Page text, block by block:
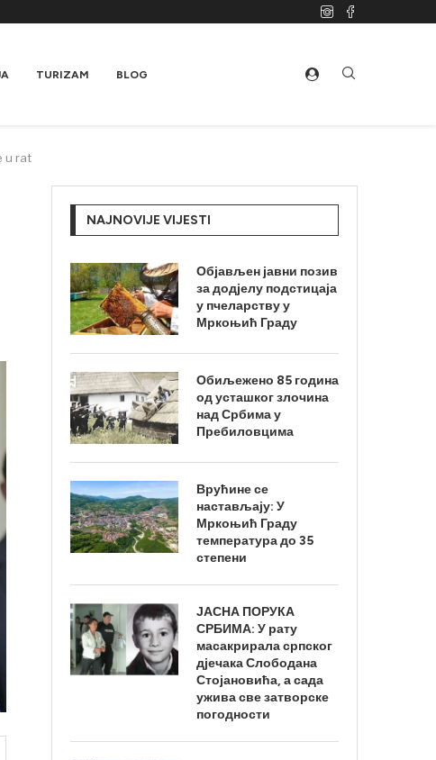
TURIZAM BLOG
u rat
NAJNOVIJE VIJESTI
Објављен јавни позив
за додјелу подстицаја
у пчеларству у
Мркоњић Граду
Обиљежено 85 година
од усташког злочина
над Србима у
Пребиловцима
Врућине се
настављају: У
Мркоњић Граду
температура до 35
степени
ЈАСНА ПОРУКА
СРБИМА: У рату
масакрирала српског
дјечака Слободана
Стојановића, а сада
ужива све затворске
погодности